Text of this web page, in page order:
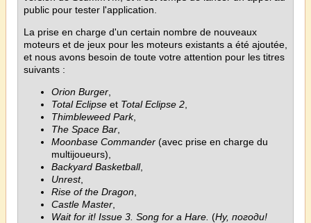
public pour tester l'application.
La prise en charge d'un certain nombre de nouveaux
moteurs et de jeux pour les moteurs existants a été ajoutée,
et nous avons besoin de toute votre attention pour les titres
suivants :
Orion Burger
Total Eclipse et Total Eclipse 2
Thimbleweed Park,
The Space Bar
Moonbase Commander (avec prise en charge du
multijoueurs),
Backyard Basketball,
Unrest,
Rise of the Dragon
Castle Master
Wait for it! Issue 3. Song for a Hare. (Ну, погоди!